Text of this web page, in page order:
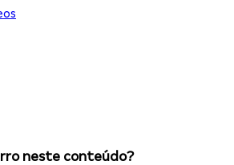
neste conteúdo?